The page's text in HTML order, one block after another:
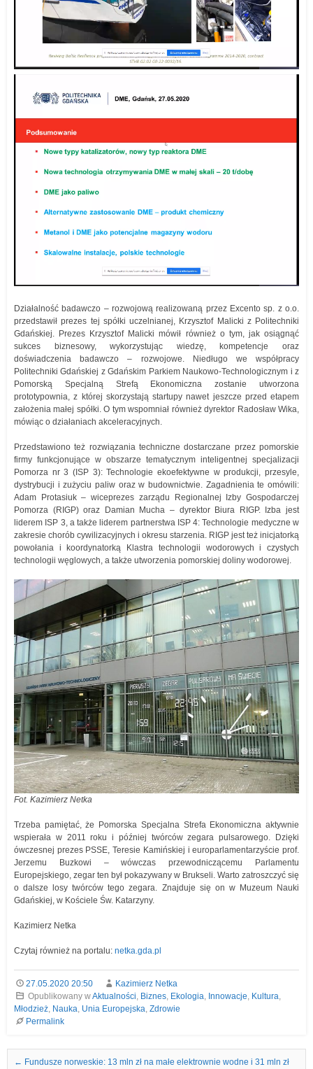
Działalność badawczo – rozwojową realizowaną przez Excento sp. z o.o.
przedstawił prezes tej spółki uczelnianej, Krzysztof Malicki z Politechniki
Gdańskiej. Prezes Krzysztof Malicki mówił również o tym, jak osiągnąć
sukces biznesowy, wykorzystując wiedzę, kompetencje oraz
doświadczenia badawczo – rozwojowe. Niedługo we współpracy
Politechniki Gdańskiej z Gdańskim Parkiem Naukowo-Technologicznym i z
Pomorską Specjalną Strefą Ekonomiczna zostanie utworzona
prototypownia, z której skorzystają startupy nawet jeszcze przed etapem
założenia małej spółki. O tym wspomniał również dyrektor Radosław Wika,
mówiąc o działaniach akceleracyjnych.
Przedstawiono też rozwiązania techniczne dostarczane przez pomorskie
firmy funkcjonujące w obszarze tematycznym inteligentnej specjalizacji
Pomorza nr 3 (ISP 3): Technologie ekoefektywne w produkcji, przesyle,
dystrybucji i zużyciu paliw oraz w budownictwie. Zagadnienia te omówili:
Adam Protasiuk – wiceprezes zarządu Regionalnej Izby Gospodarczej
Pomorza (RIGP) oraz Damian Mucha – dyrektor Biura RIGP. Izba jest
liderem ISP 3, a także liderem partnerstwa ISP 4: Technologie medyczne w
zakresie chorób cywilizacyjnych i okresu starzenia. RIGP jest też inicjatorką
powołania i koordynatorką Klastra technologii wodorowych i czystych
technologii węglowych, a także utworzenia pomorskiej doliny wodorowej.
Fot. Kazimierz Netka
Trzeba pamiętać, że Pomorska Specjalna Strefa Ekonomiczna aktywnie
wspierała w 2011 roku i później twórców zegara pulsarowego. Dzięki
ówczesnej prezes PSSE, Teresie Kamińskiej i europarlamentarzyście prof.
Jerzemu Buzkowi – wówczas przewodniczącemu Parlamentu
Europejskiego, zegar ten był pokazywany w Brukseli. Warto zatroszczyć się
o dalsze losy twórców tego zegara. Znajduje się on w Muzeum Nauki
Gdańskiej, w Kościele Św. Katarzyny.
Kazimierz Netka
Czytaj również na portalu: netka.gda.pl
27.05.2020 20:50
Kazimierz Netka
Opublikowany wAktualności, Biznes, Ekologia, Innowacje, Kultura,
Młodzież, Nauka, Unia Europejska, Zdrowie
Permalink
Nawigacja we wpisach
← Fundusze norweskie: 13 mln zł na małe elektrownie wodne i 31 mln zł